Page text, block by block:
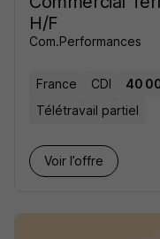
H/F
Com.Performances
France CDI
40
Télétravail partiel
Voir l’offre